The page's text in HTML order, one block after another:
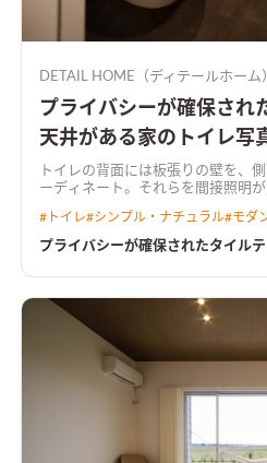
DETAIL HOME（ディテールホーム
プライバシーが確保され
天井がある家のトイレ写
トイレの背面には板張りの壁を、
ーディネート。それらを間接照明
# トイレ#シンプル・ナチュラル#モダ
プライバシーが確保されたタイル